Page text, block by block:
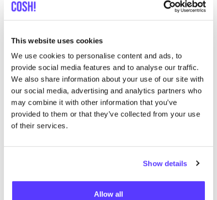
This website uses cookies
We use cookies to personalise content and ads, to
provide social media features and to analyse our traffic.
We also share information about your use of our site with
our social media, advertising and analytics partners who
may combine it with other information that you’ve
provided to them or that they’ve collected from your use
of their services.
Show details
Allow all